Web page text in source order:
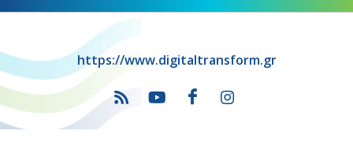
https://www.digitaltransform.gr